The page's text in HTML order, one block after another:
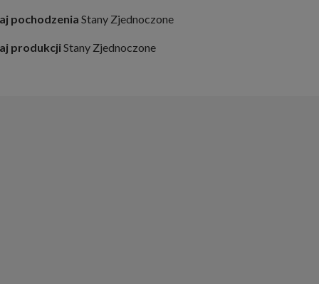
pochodzenia Stany Zjednoczone
produkcjiStany Zjednoczone